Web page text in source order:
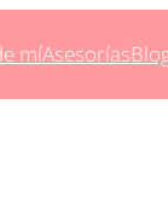
míAsesorías